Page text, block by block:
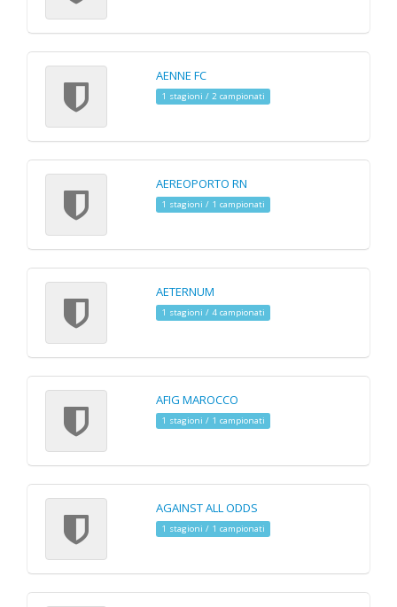
AENNE FC
1 stagioni / 2 campionati
AEREOPORTO RN
1 stagioni / 1 campionati
AETERNUM
1 stagioni / 4 campionati
AFIG MAROCCO
1 stagioni / 1 campionati
AGAINST ALL ODDS
1 stagioni / 1 campionati